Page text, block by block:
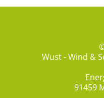
Wust - Wind &
91459